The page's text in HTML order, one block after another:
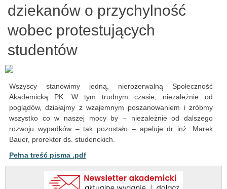
dziekanów o przychylność
wobec protestujących
studentów
Wszyscy stanowimy jedną, nierozerwalną Społeczność
Akademicką PK. W tym trudnym czasie, niezależnie od
poglądów, działajmy z wzajemnym poszanowaniem i zróbmy
wszystko co w naszej mocy by – niezależnie od dalszego
rozwoju wypadków – tak pozostało – apeluje dr inż. Marek
Bauer, prorektor ds. studenckich.
Pełna treść pisma .pdf